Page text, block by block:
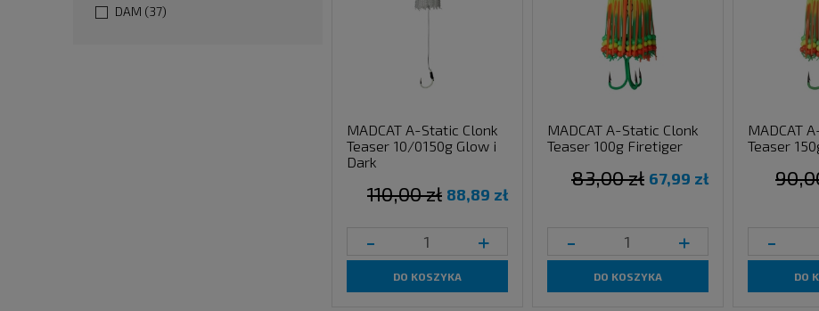
DAM (37)
MADCAT A-Static Clonk
Teaser 10/0150g Glow i
Dark
88,89 zł
110,00 zł
- +
DO KOSZYKA
MADCAT A-Static Clonk
Teaser 100g Firetiger
67,99 zł
83,00 zł
- +
DO KOSZYKA
MADCAT
Teaser
-
DO